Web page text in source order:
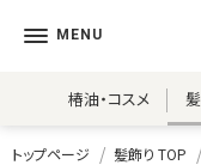
椿油・コスメ
トップページ 髪飾り TOP